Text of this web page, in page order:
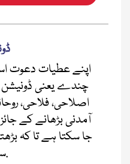
اپنے عطیات دعوت
چندے یعنی ڈونیشن
اصلاحی، فلاحی،
آمدنی بڑھانے کے
جا سکتا ہے تا کہ
سکے.